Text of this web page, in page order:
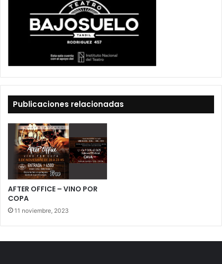
Publicaciones relacionadas
AFTER OFFICE – VINO POR
COPA
11 noviembre, 2023